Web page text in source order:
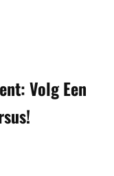
Volg Een